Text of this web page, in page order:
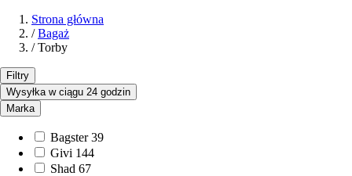
Strona główna
/ Bagaż
/ Torby
Filtry
Wysyłka w ciągu 24 godzin
Marka
Bagster 39
Givi 144
Shad 67